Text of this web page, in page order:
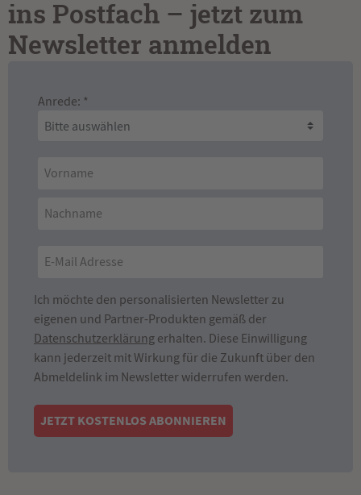
ins Postfach – jetzt zum
Newsletter anmelden
Anrede: *
Ich möchte den personalisierten Newsletter zu
eigenen und Partner-Produkten gemäß der
Datenschutzerklärung erhalten. Diese Einwilligung
kann jederzeit mit Wirkung für die Zukunft über den
Abmeldelink im Newsletter widerrufen werden.
JETZT KOSTENLOS ABONNIEREN